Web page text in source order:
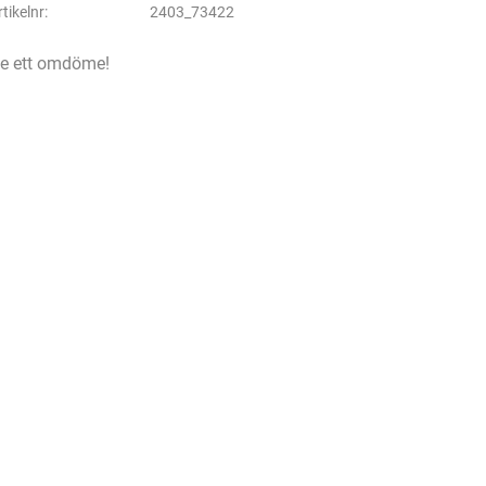
2403_73422
ett omdöme!